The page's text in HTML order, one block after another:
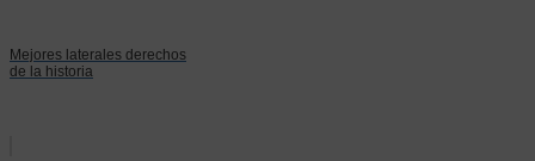
Mejores laterales derechos
de la historia